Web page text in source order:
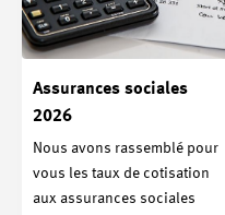
Assurances sociales
2026
Nous avons rassemblé pour
vous les taux de cotisation
aux assurances sociales